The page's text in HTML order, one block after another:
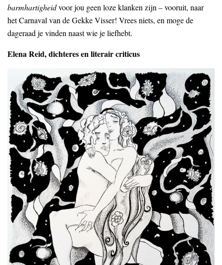
barmhartigheidvoor jou geen loze klanken zijn – vooruit, naar
het Carnaval van de Gekke Visser! Vrees niets, en moge de
dageraad je vinden naast wie je liefhebt.
Elena Reid, dichteres en literair criticus